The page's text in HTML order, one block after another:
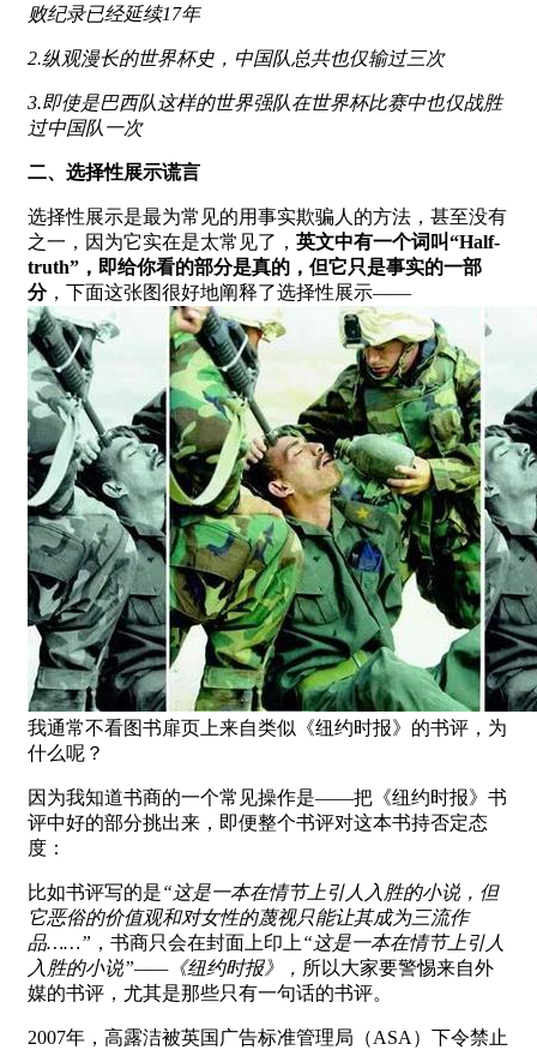
败纪录已经延续17年
2.纵观漫长的世界杯史，中国队总共也仅输过三次
3.即使是巴西队这样的世界强队在世界杯比赛中也仅战胜
过中国队一次
二、选择性展示谎言
选择性展示是最为常见的用事实欺骗人的方法，甚至没有
之一，因为它实在是太常见了， 英文中有一个词叫“Half-
truth”，即给你看的部分是真的，但它只是事实的一部
分，下面这张图很好地阐释了选择性展示——
我通常不看图书扉页上来自类似《纽约时报》的书评，为
什么呢？
因为我知道书商的一个常见操作是——把《纽约时报》书
评中好的部分挑出来，即便整个书评对这本书持否定态
度：
比如书评写的是“这是一本在情节上引人入胜的小说，但
它恶俗的价值观和对女性的蔑视只能让其成为三流作
品……” ，书商只会在封面上印上 “这是一本在情节上引人
入胜的小说”——《纽约时报》， 所以大家要警惕来自外
媒的书评，尤其是那些只有一句话的书评。
2007年，高露洁被英国广告标准管理局（ASA）下令禁止